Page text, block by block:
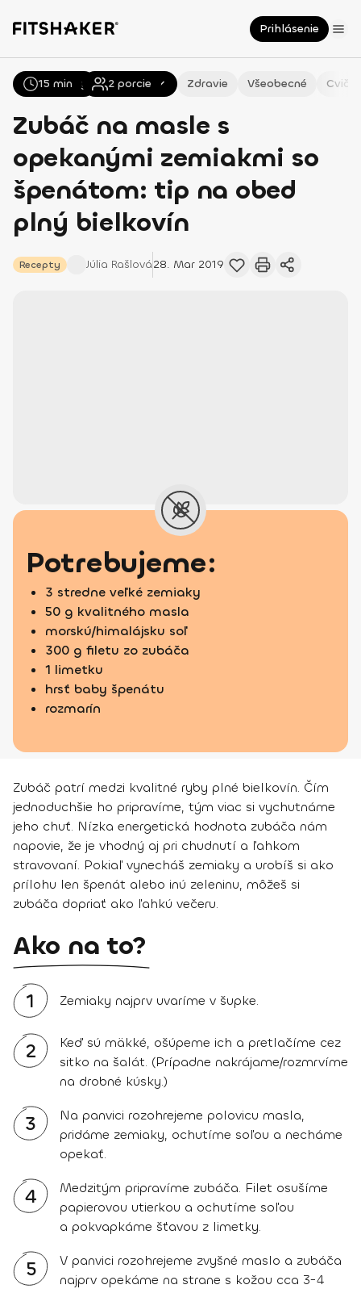
Prihlásenie
Všetky Recepty Zdravie Všeobecné
Zubáč na masle s
opekanými zemiakmi so
špenátom: tip na obed
plný bielkovín
Recepty Júlia Rašlová28. Mar 2019
15 min 2 porcie
Potrebujeme:
3 stredne veľké zemiaky
50 g kvalitného masla
morskú/himalájsku soľ
300 g filetu zo zubáča
1 limetku
hrsť baby špenátu
rozmarín
Zubáč patrí medzi kvalitné ryby plné bielkovín. Čím
jednoduchšie ho pripravíme, tým viac si vychutnáme
jeho chuť. Nízka energetická hodnota zubáča nám
napovie, že je vhodný aj pri chudnutí a ľahkom
stravovaní. Pokiaľ vynecháš zemiaky a urobíš si ako
prílohu len špenát alebo inú zeleninu, môžeš si
zubáča dopriať ako ľahkú večeru.
Ako na to?
1 Zemiaky najprv uvaríme v šupke.
2
Keď sú mäkké, ošúpeme ich a pretlačíme cez
sitko na šalát. (Prípadne nakrájame/rozmrvíme
na drobné kúsky.)
3
Na panvici rozohrejeme polovicu masla,
pridáme zemiaky, ochutíme soľou a necháme
opekať.
4
Medzitým pripravíme zubáča. Filet osušíme
papierovou utierkou a ochutíme soľou
a pokvapkáme šťavou z limetky.
5
V panvici rozohrejeme zvyšné maslo a zubáča
najprv opekáme na strane s kožou cca 3-4